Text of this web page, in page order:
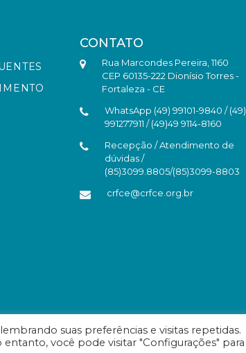
CONTATO
Rua Marcondes Pereira, 1160
CEP 60135-222 Dionísio Torres -
Fortaleza - CE
WhatsApp (49) 99101-9840 / (49)
991277911 / (49)49 9114-8160
Recepção / Atendimento de
dúvidas /
(85)3099.8805/(85)3099-8803
crfce@crfce.org.br
reservados.
suas preferências e visitas repetidas.
você pode visitar "Configurações" para